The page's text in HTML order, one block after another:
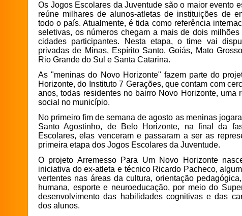
Os Jogos Escolares da Juventude são o maior evento
reúne milhares de alunos-atletas de instituições de
todo o país. Atualmente, é tida como referência
seletivas, os números chegam a mais de dois
cidades participantes.
Nesta etapa, o time vai
privadas de Minas, Espírito Santo, Goiás, Mato
Rio Grande do Sul e Santa Catarina.
As "meninas do Novo Horizonte" fazem parte do
Horizonte, do Instituto 7 Gerações, que contam com
anos, todas residentes no bairro Novo Horizonte, uma
social no município.
No primeiro fim de semana de agosto as meninas
Santo Agostinho, de Belo Horizonte, na final da
Escolares, elas venceram e passaram a ser as
primeira etapa dos Jogos Escolares da Juventude.
O projeto Arremesso Para Um Novo Horizonte
iniciativa do ex-atleta e técnico Ricardo Pacheco,
vertentes nas áreas da cultura, orientação
humana, esporte e neuroeducação, por meio do
desenvolvimento das habilidades cognitivas e das
dos alunos.